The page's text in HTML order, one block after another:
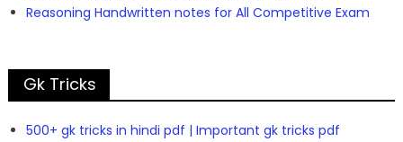
Reasoning Handwritten notes for All Competitive Exam
Gk Tricks
500+ gk tricks in hindi pdf | Important gk tricks pdf